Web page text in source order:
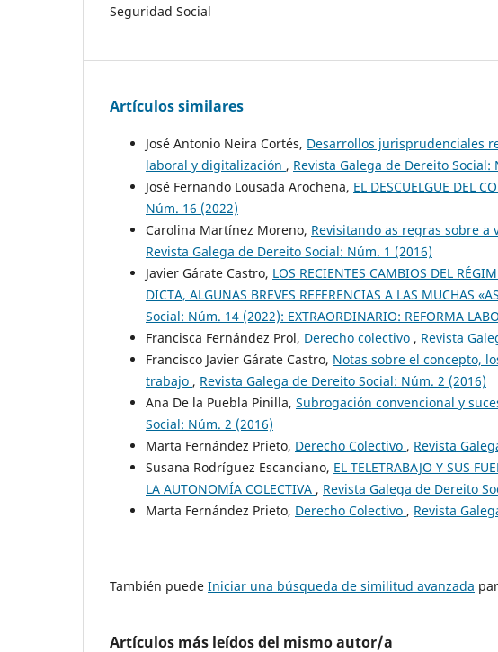
Seguridad Social
Artículos similares
José Antonio Neira Cortés, Desarrollos jurisprudenciales
laboral y digitalización , Revista Galega de Dereito Social:
José Fernando Lousada Arochena, EL DESCUELGUE DEL
Núm. 16 (2022)
Carolina Martínez Moreno, Revisitando as regras sobre
Revista Galega de Dereito Social: Núm. 1 (2016)
Javier Gárate Castro, LOS RECIENTES CAMBIOS DEL
DICTA, ALGUNAS BREVES REFERENCIAS A LAS MUCHAS
Social: Núm. 14 (2022): EXTRAORDINARIO: REFORMA
Francisca Fernández Prol, Derecho colectivo , Revista
Francisco Javier Gárate Castro, Notas sobre el concepto,
trabajo , Revista Galega de Dereito Social: Núm. 2 (2016)
Ana De la Puebla Pinilla, Subrogación convencional y
Social: Núm. 2 (2016)
Marta Fernández Prieto, Derecho Colectivo , Revista
Susana Rodríguez Escanciano, EL TELETRABAJO Y SUS
LA AUTONOMÍA COLECTIVA , Revista Galega de Dereito
Marta Fernández Prieto, Derecho Colectivo , Revista
También puede Iniciar una búsqueda de similitud avanzada
Artículos más leídos del mismo autor/a